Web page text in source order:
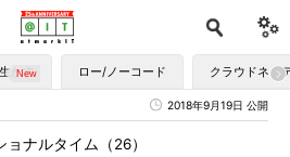
かす ロー/ノーコード クラウドネイ
2018年9月19日 公開
ナルタイム（26）